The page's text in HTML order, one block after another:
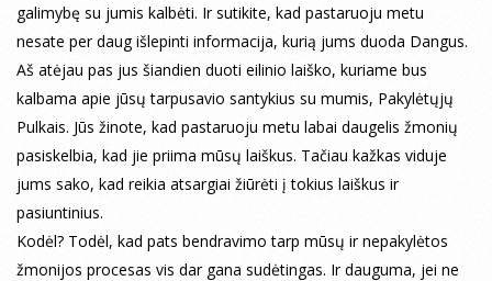
galimybę su jumis kalbėti. Ir sutikite, kad pastaruoju metu
nesate per daug išlepinti informacija, kurią jums duoda Dangus.
Aš atėjau pas jus šiandien duoti eilinio laiško, kuriame bus
kalbama apie jūsų tarpusavio santykius su mumis, Pakylėtųjų
Pulkais. Jūs žinote, kad pastaruoju metu labai daugelis žmonių
pasiskelbia, kad jie priima mūsų laiškus. Tačiau kažkas viduje
jums sako, kad reikia atsargiai žiūrėti į tokius laiškus ir
pasiuntinius.
Kodėl? Todėl, kad pats bendravimo tarp mūsų ir nepakylėtos
žmonijos procesas vis dar gana sudėtingas. Ir dauguma, jei ne